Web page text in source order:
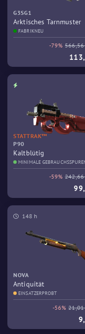
G3SG1
Arktisches Tarnmuster
FABRIKNEU
-79%
STATTRAK™
P90
Kaltblütig
MINIMALE
-59%
148 h
NOVA
Antiquität
EINSATZERPROBT
-56%